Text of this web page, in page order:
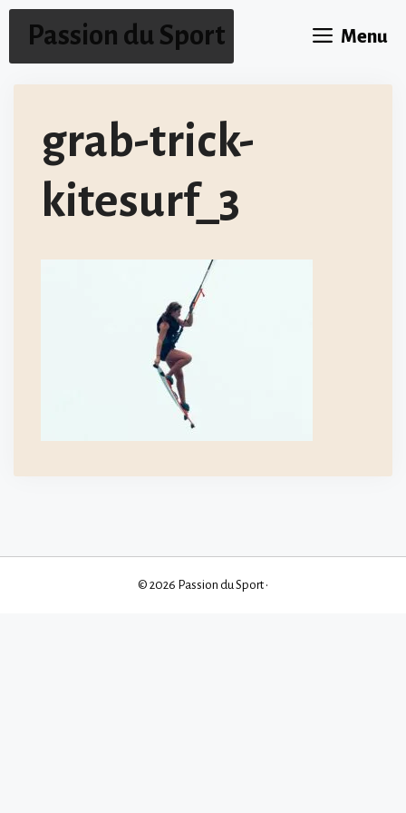
Aller
contenu
Passion du Sport Menu
grab-trick-
kitesurf_3
© 2026 Passion du Sport •